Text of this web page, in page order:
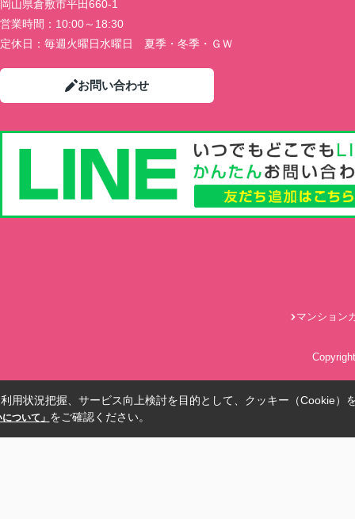
岡山県倉敷市平田660-1
営業時間： 10:00～18:30
定休日： 毎週火曜日水曜日 夏季・冬季・ＧＷ
お問い合わせ
マンション
用状況把握、サービス向上検討を目的として、クッキー（Cookie）
ついて」 をご確認ください。